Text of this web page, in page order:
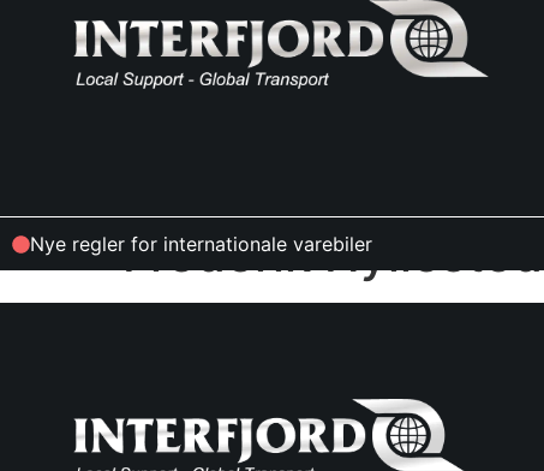
Nye regler for internationale varebiler
Frederik Hyllested